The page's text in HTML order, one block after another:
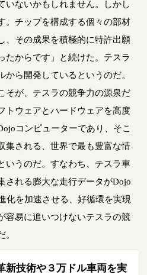
いないかもしれません。しかし
。チップを構成する個々の部材
、その成果を積極的に特許出願
たからです」と続けた。テスラ
ら開発しているというのだ。
そが、テスラの競争力の源泉だ
トウェアとハードウェアを高度
コンピューターであり、そこ
集される、世界で最も豊富な情
いうのだ。すなわち、テスラ車
される膨大な走行データがDojo
化を加速させる、好循環を実現
容易に追いつけないテスラの競
。
新技術や３万ドル車両を実